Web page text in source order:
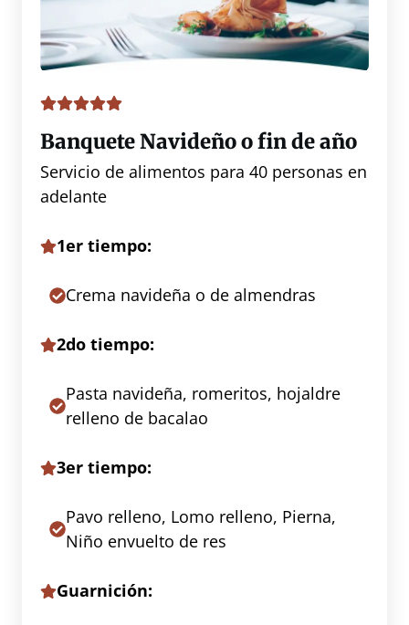
Banquete Navideño o fin de año
Servicio de alimentos para 40 personas en
adelante
1er tiempo:
Crema navideña o de almendras
2do tiempo:
Pasta navideña, romeritos, hojaldre
relleno de bacalao
3er tiempo:
Pavo relleno, Lomo relleno, Pierna,
Niño envuelto de res
Guarnición: